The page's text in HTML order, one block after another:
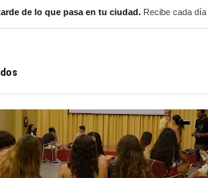
de lo que pasa en tu ciudad. Recibe cada